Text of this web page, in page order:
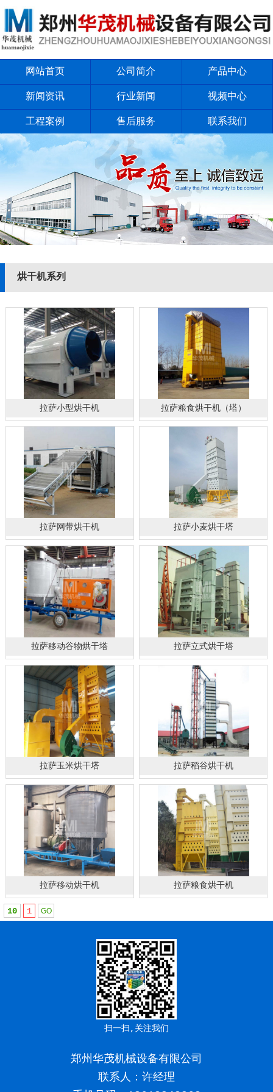
网站首页 公司简介 产品中心
新闻资讯 行业新闻 视频中心
工程案例 售后服务 联系我们
烘干机系列
拉萨小型烘干机 拉萨粮食烘干机（塔）
拉萨网带烘干机 拉萨小麦烘干塔
拉萨移动谷物烘干塔 拉萨立式烘干塔
拉萨玉米烘干塔 拉萨稻谷烘干机
拉萨移动烘干机 拉萨粮食烘干机
10 1
扫一扫,关注我们
郑州华茂机械设备有限公司
联系人：许经理